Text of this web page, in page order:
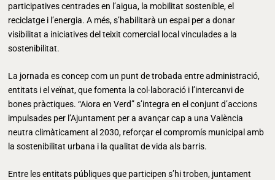
participatives centrades en l’aigua, la mobilitat sostenible, el
reciclatge i l’energia. A més, s’habilitarà un espai per a donar
visibilitat a iniciatives del teixit comercial local vinculades a la
sostenibilitat.
La jornada es concep com un punt de trobada entre administració,
entitats i el veïnat, que fomenta la col·laboració i l’intercanvi de
bones pràctiques. “Aiora en Verd” s’integra en el conjunt d’accions
impulsades per l’Ajuntament per a avançar cap a una València
neutra climàticament al 2030, reforçar el compromís municipal amb
la sostenibilitat urbana i la qualitat de vida als barris.
Entre les entitats públiques que participen s’hi troben, juntament